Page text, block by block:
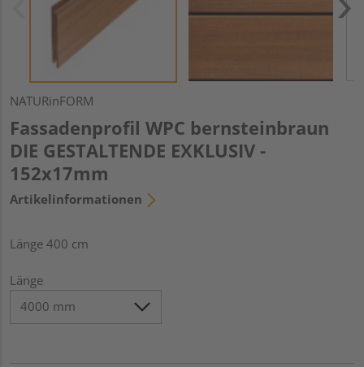
NATURinFORM
Fassadenprofil WPC bernsteinbraun
DIE GESTALTENDE EXKLUSIV -
152x17mm
Artikelinformationen
Länge 400 cm
Länge